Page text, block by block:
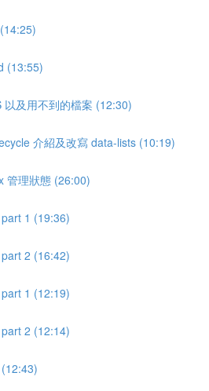
(13:55)
以及用不到的檔案 (12:30)
介紹及改寫 data-lists (10:19)
管理狀態 (26:00)
1 (19:36)
2 (16:42)
1 (12:19)
2 (12:14)